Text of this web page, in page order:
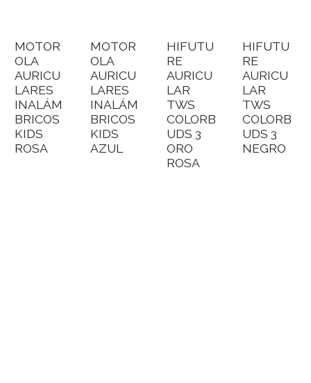
MOTOR
OLA
AURICU
LARES
INALÁM
BRICOS
KIDS
ROSA
MOTOR
OLA
AURICU
LARES
INALÁM
BRICOS
KIDS
AZUL
HIFUTU
RE
AURICU
LAR
TWS
COLORB
UDS 3
ORO
ROSA
HIFUTU
RE
AURICU
LAR
TWS
COLORB
UDS 3
NEGRO